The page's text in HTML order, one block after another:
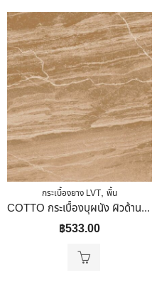
กระเบื้องยาง LVT, พื้น
COTTO กระเบื้องบุผนัง ผิวด้าน 40×40 Cm. (16″X16″) ฮาร์โมไนซ์ สโตน น้ำตาล
฿533.00